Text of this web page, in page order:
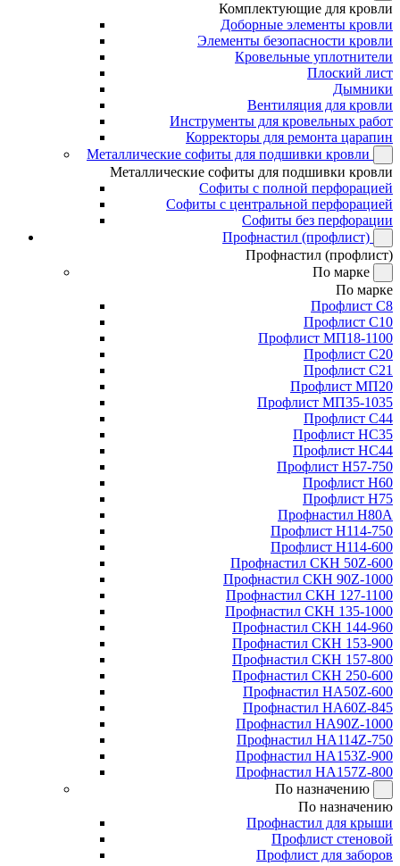
Комплектующие для кровли
Доборные элементы кровли
Элементы безопасности кровли
Кровельные уплотнители
Плоский лист
Дымники
Вентиляция для кровли
Инструменты для кровельных работ
Корректоры для ремонта царапин
Металлические софиты для подшивки кровли
Металлические софиты для подшивки кровли
Софиты с полной перфорацией
Софиты с центральной перфорацией
Софиты без перфорации
Профнастил (профлист)
Профнастил (профлист)
По марке
По марке
Профлист С8
Профлист С10
Профлист МП18-1100
Профлист С20
Профлист С21
Профлист МП20
Профлист МП35-1035
Профлист С44
Профлист НС35
Профлист НС44
Профлист Н57-750
Профлист Н60
Профлист Н75
Профнастил Н80А
Профлист Н114-750
Профлист Н114-600
Профнастил СКН 50Z-600
Профнастил СКН 90Z-1000
Профнастил СКН 127-1100
Профнастил СКН 135-1000
Профнастил СКН 144-960
Профнастил СКН 153-900
Профнастил СКН 157-800
Профнастил СКН 250-600
Профнастил НА50Z-600
Профнастил НА60Z-845
Профнастил НА90Z-1000
Профнастил НА114Z-750
Профнастил НА153Z-900
Профнастил НА157Z-800
По назначению
По назначению
Профнастил для крыши
Профлист стеновой
Профлист для заборов